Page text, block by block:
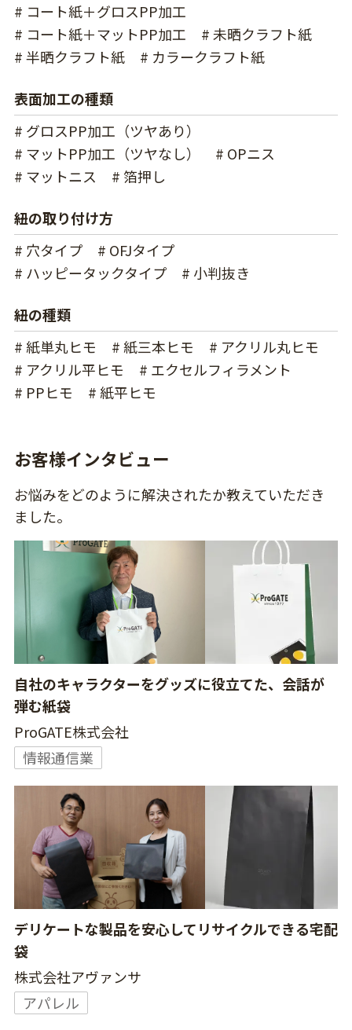
# コート紙＋グロスPP加工
# コート紙＋マットPP加工
# 未晒クラフト紙
# 半晒クラフト紙
# カラークラフト紙
表面加工の種類
# グロスPP加工（ツヤあり）
# マットPP加工（ツヤなし）
# OPニス
# マットニス
# 箔押し
紐の取り付け方
# 穴タイプ
# OFJタイプ
# ハッピータックタイプ
# 小判抜き
紐の種類
# 紙単丸ヒモ
# 紙三本ヒモ
# アクリル丸ヒモ
# アクリル平ヒモ
# エクセルフィラメント
# PPヒモ
# 紙平ヒモ
お客様インタビュー
お悩みをどのように解決されたか教えていただき
ました。
自社のキャラクターをグッズに役立てた、会話が
弾む紙袋
ProGATE株式会社
情報通信業
デリケートな製品を安心してリサイクルできる宅配
袋
株式会社アヴァンサ
アパレル